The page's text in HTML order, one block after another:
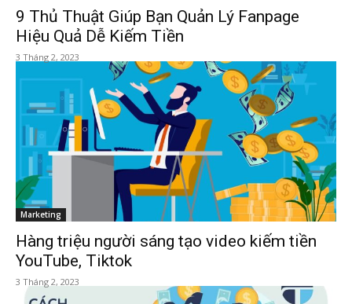
9 Thủ Thuật Giúp Bạn Quản Lý Fanpage
Hiệu Quả Dễ Kiếm Tiền
3 Tháng 2, 2023
Marketing
Hàng triệu người sáng tạo video kiếm tiền
YouTube, Tiktok
3 Tháng 2, 2023